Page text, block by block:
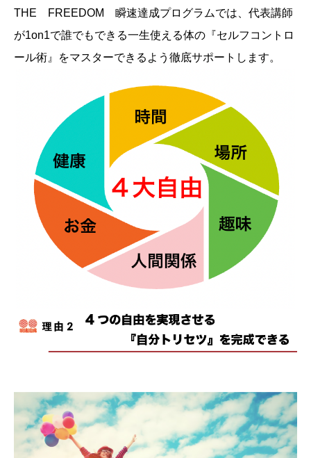
THE FREEDOM 瞬速達成プログラムでは、代表講師
が1on1で誰でもできる一生使える体の『セルフコントロ
ール術』をマスターできるよう徹底サポートします。